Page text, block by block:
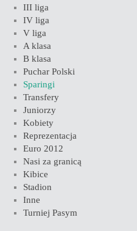
III liga
IV liga
V liga
A klasa
B klasa
Puchar Polski
Sparingi
Transfery
Juniorzy
Kobiety
Reprezentacja
Euro 2012
Nasi za granicą
Kibice
Stadion
Inne
Turniej Pasym